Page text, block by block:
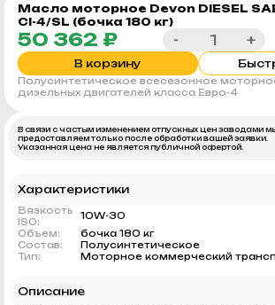
Масло моторное Devon DIЕSEL
CI-4/SL (бочка 180 кг)
50 362 ₽ - +
В корзину
Полусинтетическое всесезонное
дизельных двигателей класса Евро-4
В связи с частым изменением отпускных цен заводами
предоставляем только после обработки вашей заявки.
Указанная цена не является публичной офертой.
Характеристики
Вязкость
ISO:
10W-30
Объем:
бочка 180 кг
Состав:
Полусинтетическое
Тип:
Моторное коммерческий
Описание